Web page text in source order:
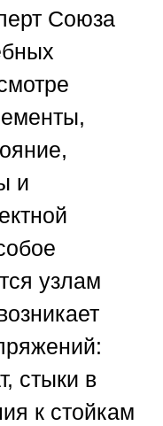
Союза
и
узлам
стыки в
к стойкам